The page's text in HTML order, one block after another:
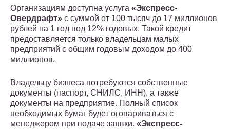
Организациям доступна услуга «Экспресс-
Овердрафт» с суммой от 100 тысяч до 17 миллионов
рублей на 1 год под 12% годовых. Такой кредит
предоставляется только владельцам малых
предприятий с общим годовым доходом до 400
миллионов.
Владельцу бизнеса потребуются собственные
документы (паспорт, СНИЛС, ИНН), а также
документы на предприятие. Полный список
необходимых бумаг будет оговариваться с
менеджером при подаче заявки. «Экспресс-